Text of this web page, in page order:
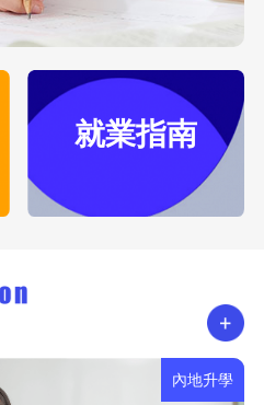
就業指南
內地升學